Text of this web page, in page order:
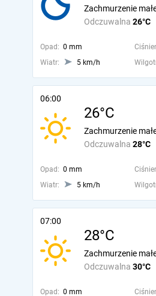
Odczuwalna 26°C
Zachmurzenie
Opad: 0 mm
Wiatr:
5 km/h
06:00
26°C
Odczuwalna 28°C
Zachmurzenie
Opad: 0 mm
Wiatr:
5 km/h
07:00
28°C
Odczuwalna 30°C
Zachmurzenie
Opad: 0 mm